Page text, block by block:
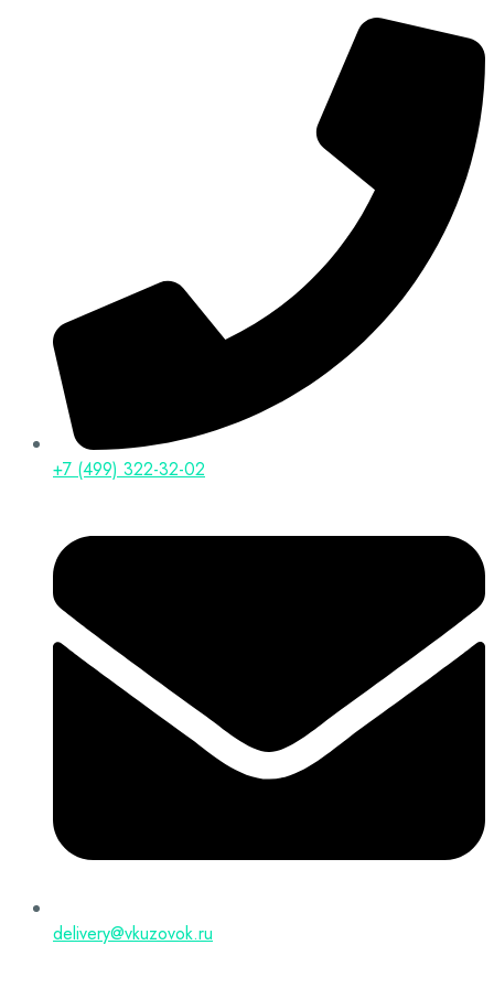
+7 (499) 322-32-02
delivery@vkuzovok.ru